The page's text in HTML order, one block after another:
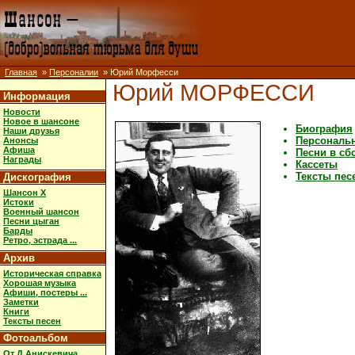
Главная » Персоналии » Юрий Морфесси
Информация
Новости
Новое в шансоне
Наши друзья
Анонсы
Афиша
Награды
Дискография
Шансон X
Истоки
Военный шансон
Песни цыган
Барды
Ретро, эстрада ...
Архив
Историческая справка
Хорошая музыка
Афиши, постеры ...
Заметки
Книги
Тексты песен
Фотоальбом
Юрий МОРФЕССИ
Биография
Песни в
Кассеты
Тексты